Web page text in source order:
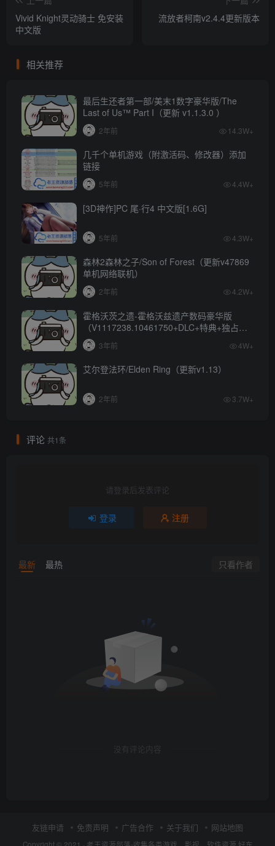
Vivid Knight灵动骑士 免安装
中文版
流放者柯南v2.4.4更新版本
相关推荐
最后生还者第一部/美末1数字豪华版/The
Last of Us™ Part I（更新 v1.1.3.0 ）
2年前 14.3W+
几千个单机游戏（附激活码、修改器）添加
链接
5年前 4.4W+
[3D神作]PC 尾·行4 中文版[1.6G]
5年前 4.3W+
森林2森林之子/Son of Forest（更新v47869
单机网络联机）
2年前 4.2W+
霍格沃茨之遗-霍格沃兹遗产数码豪华版
（V1117238.10461750+DLC+特典+独占内
容）
3年前 4W+
艾尔登法环/Elden Ring（更新v1.13）
2年前 3.7W+
评论 共1条
请登录后发表评论
登录 注册
最新 最热 只看作者
没有评论内容
友链申请 免责声明 广告合作 关于我们 网站地图